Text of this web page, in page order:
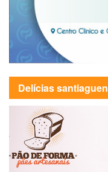
Delícias